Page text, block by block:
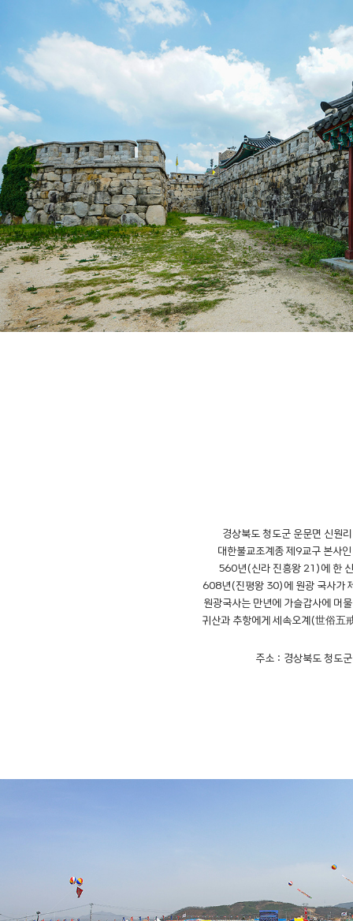
경상북도 청도군 운문면 신원
대한불교조계종 제9교구 본사
560년(신라 진흥왕 21)에 한
608년(진평왕 30)에 원광 국사가
원광국사는 만년에 가슬갑사에 머
귀산과 추항에게 세속오계(世俗五
주소 : 경상북도 청도